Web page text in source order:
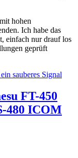
hohen
Ich habe das
einfach nur drauf los
geprüft
sauberes Signal
FT-450
480 ICOM